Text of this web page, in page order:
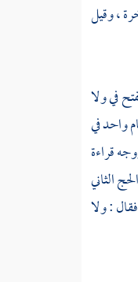
، وقيل
في ولا
واحد في
قراءة
الثاني
: ولا